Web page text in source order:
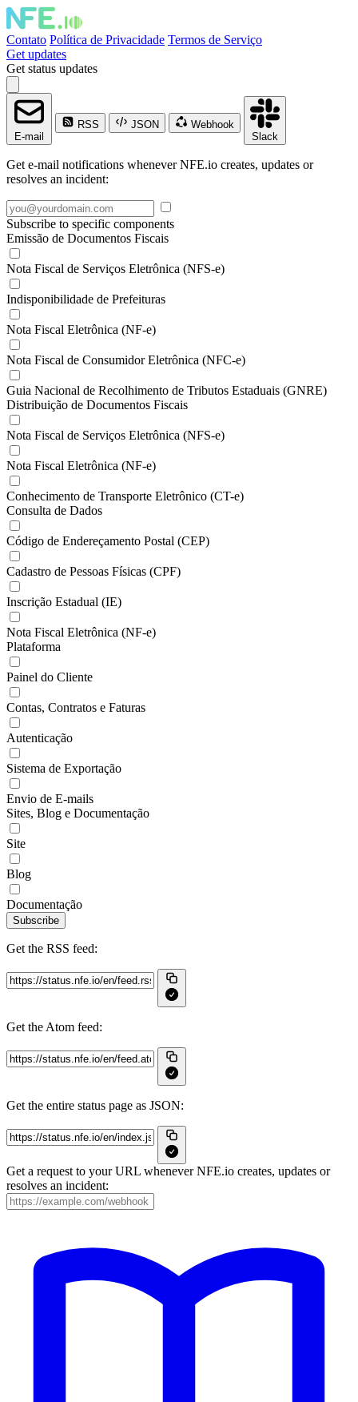
Contato Política de Privacidade Termos de Serviço
Get updates
Get status updates
E-mail
RSS JSON
Webhook
Slack
Get e-mail notifications whenever NFE.io creates, updates or
resolves an incident:
Subscribe to specific components
Emissão de Documentos Fiscais
Nota Fiscal de Serviços Eletrônica (NFS-e)
Indisponibilidade de Prefeituras
Nota Fiscal Eletrônica (NF-e)
Nota Fiscal de Consumidor Eletrônica (NFC-e)
Guia Nacional de Recolhimento de Tributos Estaduais (GNRE)
Distribuição de Documentos Fiscais
Nota Fiscal de Serviços Eletrônica (NFS-e)
Nota Fiscal Eletrônica (NF-e)
Conhecimento de Transporte Eletrônico (CT-e)
Consulta de Dados
Código de Endereçamento Postal (CEP)
Cadastro de Pessoas Físicas (CPF)
Inscrição Estadual (IE)
Nota Fiscal Eletrônica (NF-e)
Plataforma
Painel do Cliente
Contas, Contratos e Faturas
Autenticação
Sistema de Exportação
Envio de E-mails
Sites, Blog e Documentação
Site
Blog
Documentação
Subscribe
Get the RSS feed:
Get the Atom feed:
Get the entire status page as JSON:
Get a request to your URL whenever NFE.io creates, updates or
resolves an incident: